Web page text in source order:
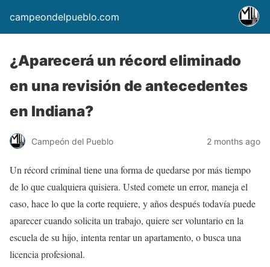
campeondelpueblo.com
¿Aparecerá un récord eliminado
en una revisión de antecedentes
en Indiana?
Campeón del Pueblo 2 months ago
Un récord criminal tiene una forma de quedarse por más tiempo
de lo que cualquiera quisiera. Usted comete un error, maneja el
caso, hace lo que la corte requiere, y años después todavía puede
aparecer cuando solicita un trabajo, quiere ser voluntario en la
escuela de su hijo, intenta rentar un apartamento, o busca una
licencia profesional.